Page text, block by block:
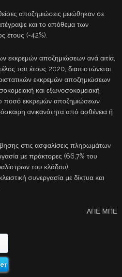
αποζημιώσεις μειώθηκαν σε
και το απόθεμα των
έτους (-42%).
εκκρεμών αποζημιώσεων ανά αιτία,
του έτους 2020, διαπιστώνεται
εκκρεμών αποζημιώσεων
και εξωνοσοκομειακή
ποσό εκκρεμών αποζημιώσεων
ανικανότητα από ασθένεια ή
στις ασφαλίσεις πληρωμάτων
με πράκτορες (66,7% του
του κλάδου),
συνεργασία με δίκτυα και
ΑΠΕ ΜΠΕ